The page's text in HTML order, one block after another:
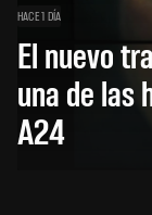
HACE 1 DÍA
El nuevo
una de las
A24